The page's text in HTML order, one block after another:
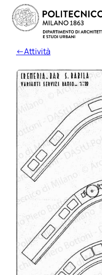
←Attività